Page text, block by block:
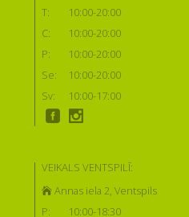
T:
10:00-20:00
C:
10:00-20:00
P:
10:00-20:00
Se:
10:00-20:00
Sv:
10:00-17:00
VEIKALS VENTSPILĪ:
Annas iela 2, Ventspils
P:
10:00-18:30